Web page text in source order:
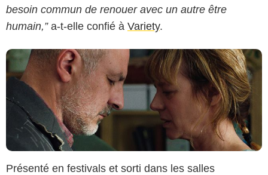
besoin commun de renouer avec un autre être
humain,”a-t-elle confié à Variety.
Présenté en festivals et sorti dans les salles